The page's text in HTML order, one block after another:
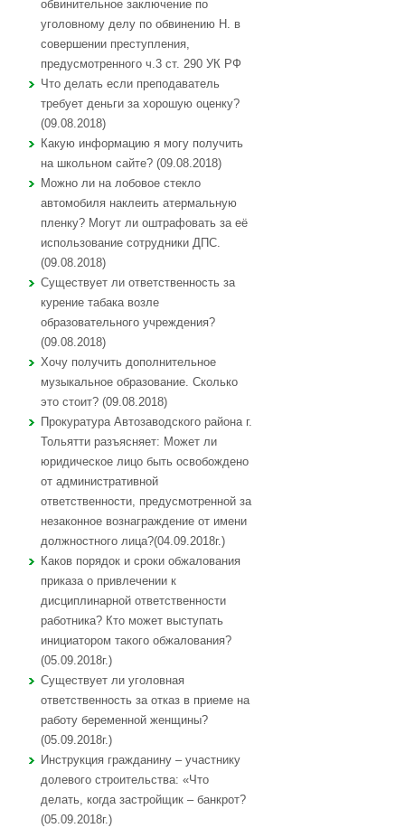
обвинительное заключение по
уголовному делу по обвинению Н. в
совершении преступления,
предусмотренного ч.3 ст. 290 УК РФ
Что делать если преподаватель
требует деньги за хорошую оценку?
(09.08.2018)
Какую информацию я могу получить
на школьном сайте? (09.08.2018)
Можно ли на лобовое стекло
автомобиля наклеить атермальную
пленку? Могут ли оштрафовать за её
использование сотрудники ДПС.
(09.08.2018)
Существует ли ответственность за
курение табака возле
образовательного учреждения?
(09.08.2018)
Хочу получить дополнительное
музыкальное образование. Сколько
это стоит? (09.08.2018)
Прокуратура Автозаводского района г.
Тольятти разъясняет: Может ли
юридическое лицо быть освобождено
от административной
ответственности, предусмотренной за
незаконное вознаграждение от имени
должностного лица?(04.09.2018г.)
Каков порядок и сроки обжалования
приказа о привлечении к
дисциплинарной ответственности
работника? Кто может выступать
инициатором такого обжалования?
(05.09.2018г.)
Существует ли уголовная
ответственность за отказ в приеме на
работу беременной женщины?
(05.09.2018г.)
Инструкция гражданину – участнику
долевого строительства: «Что
делать, когда застройщик – банкрот?
(05.09.2018г.)